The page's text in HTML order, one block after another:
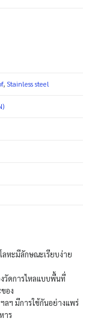
, Stainless steel
ลหะมีลักษณะเรียบง่าย
วัดการไหลแบบพื้นที่
อง
ฯ มีการใช้กันอย่างแพร่
าร